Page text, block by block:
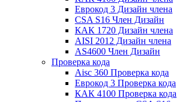
Еврокод 3 Дизайн члена
CSA S16 Член Дизайн
КАК 1720 Дизайн члена
AISI 2012 Дизайн члена
AS4600 Член Дизайн
Проверка кода
Aisc 360 Проверка кода
Еврокод 3 Проверка кода
КАК 4100 Проверка кода